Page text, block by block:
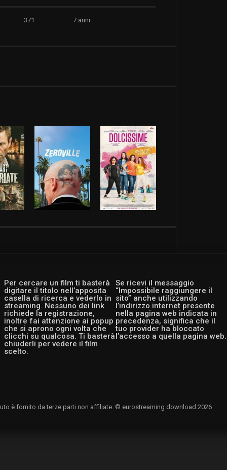
371 7 anni
Per cercare un film ti basterà
digitare il titolo nell’apposita
casella di ricerca e vederlo in
streaming. Nessuno dei link
richiede la registrazione,
inoltre fai attenzione ai popup
che si aprono ogni volta che
clicchi su qualcosa. Ti basterà
chiuderli per vedere il film
scelto.
Se ricevi il messaggio
“Impossibile raggiungere il
sito” anche utilizzando
l’indirizzo internet presente
nella pagina web indicata in
precedenza, significa che il
tuo provider ha bloccato
l’accesso a quella pagina web.
è fornito da terze parti non affiliate. © eurostreaming.download 2026